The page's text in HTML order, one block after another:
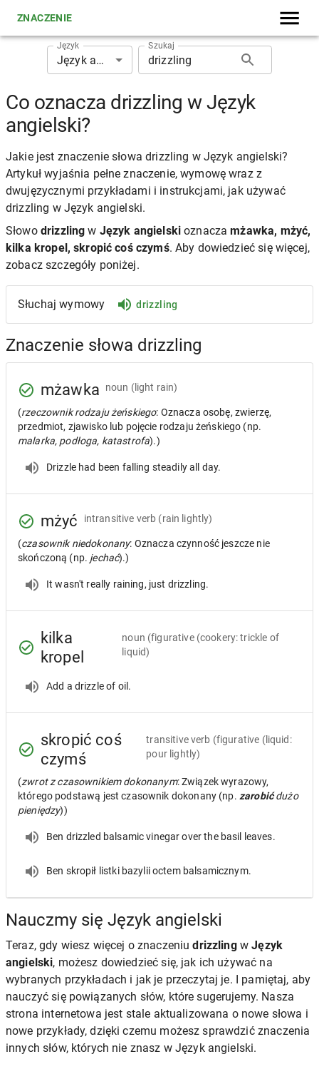
ZNACZENIE
Język
Język angielski
Szukaj
Co oznacza drizzling w Język
angielski?
Jakie jest znaczenie słowa drizzling w Język angielski?
Artykuł wyjaśnia pełne znaczenie, wymowę wraz z
dwujęzycznymi przykładami i instrukcjami, jak używać
drizzling w Język angielski.
Słowo drizzling w Język angielskioznaczamżawka, mżyć,
kilka kropel, skropić coś czymś. Aby dowiedzieć się więcej,
zobacz szczegóły poniżej.
Słuchaj wymowy drizzling
Znaczenie słowa drizzling
mżawka noun (light rain)
(rzeczownik rodzaju żeńskiego: Oznacza osobę, zwierzę,
przedmiot, zjawisko lub pojęcie rodzaju żeńskiego (np.
malarka, podłoga, katastrofa).)
Drizzle had been falling steadily all day.
mżyć intransitive verb (rain lightly)
(czasownik niedokonany: Oznacza czynność jeszcze nie
skończoną (np. jechać).)
It wasn't really raining, just drizzling.
kilka
kropel
noun (figurative (cookery: trickle of
liquid)
Add a drizzle of oil.
skropić coś
czymś
transitive verb (figurative (liquid:
pour lightly)
(zwrot z czasownikiem dokonanym: Związek wyrazowy,
którego podstawą jest czasownik dokonany (np. zarobićdużo
pieniędzy))
Ben drizzled balsamic vinegar over the basil leaves.
Ben skropił listki bazylii octem balsamicznym.
Nauczmy się Język angielski
Teraz, gdy wiesz więcej o znaczeniudrizzlingwJęzyk
angielski, możesz dowiedzieć się, jak ich używać na
wybranych przykładach i jak je przeczytaj je. I pamiętaj, aby
nauczyć się powiązanych słów, które sugerujemy. Nasza
strona internetowa jest stale aktualizowana o nowe słowa i
nowe przykłady, dzięki czemu możesz sprawdzić znaczenia
innych słów, których nie znasz w Język angielski.